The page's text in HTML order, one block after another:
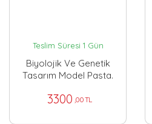
Teslim Süresi 1 Gün
Biyolojik Ve Genetik
Tasarım Model Pasta.
3300 ,00 TL